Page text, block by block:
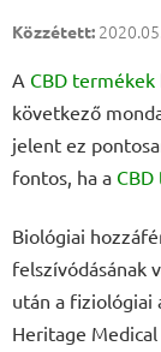
A CBD termékek
következő
jelent ez
fontos, ha a
Biológiai
felszívódásának
után a fiziológiai
Heritage